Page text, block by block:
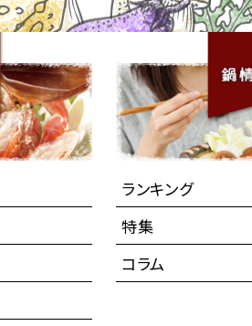
ランキング
特集
コラム